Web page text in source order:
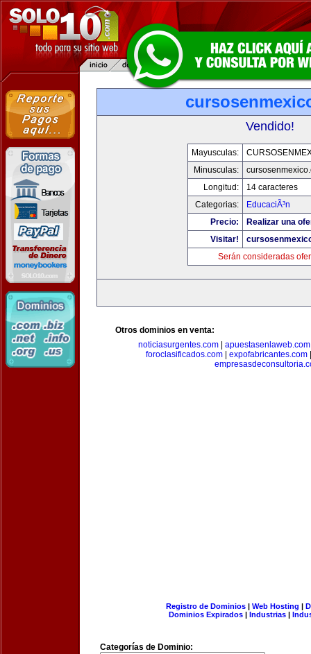
Vendido!
Mayusculas:
Minusculas:
Longitud:
14 caracteres
Categorias:
EducaciÃ³n
Precio:
Realizar una
Visitar!
Serán consideradas
Otros dominios en venta:
noticiasurgentes.com| apuestasenlaweb.com
foroclasificados.com
expofabricantes.com
Registro de Dominios| Web Hosting |
Dominios Expirados | Industrias |
Categorías de Dominio: